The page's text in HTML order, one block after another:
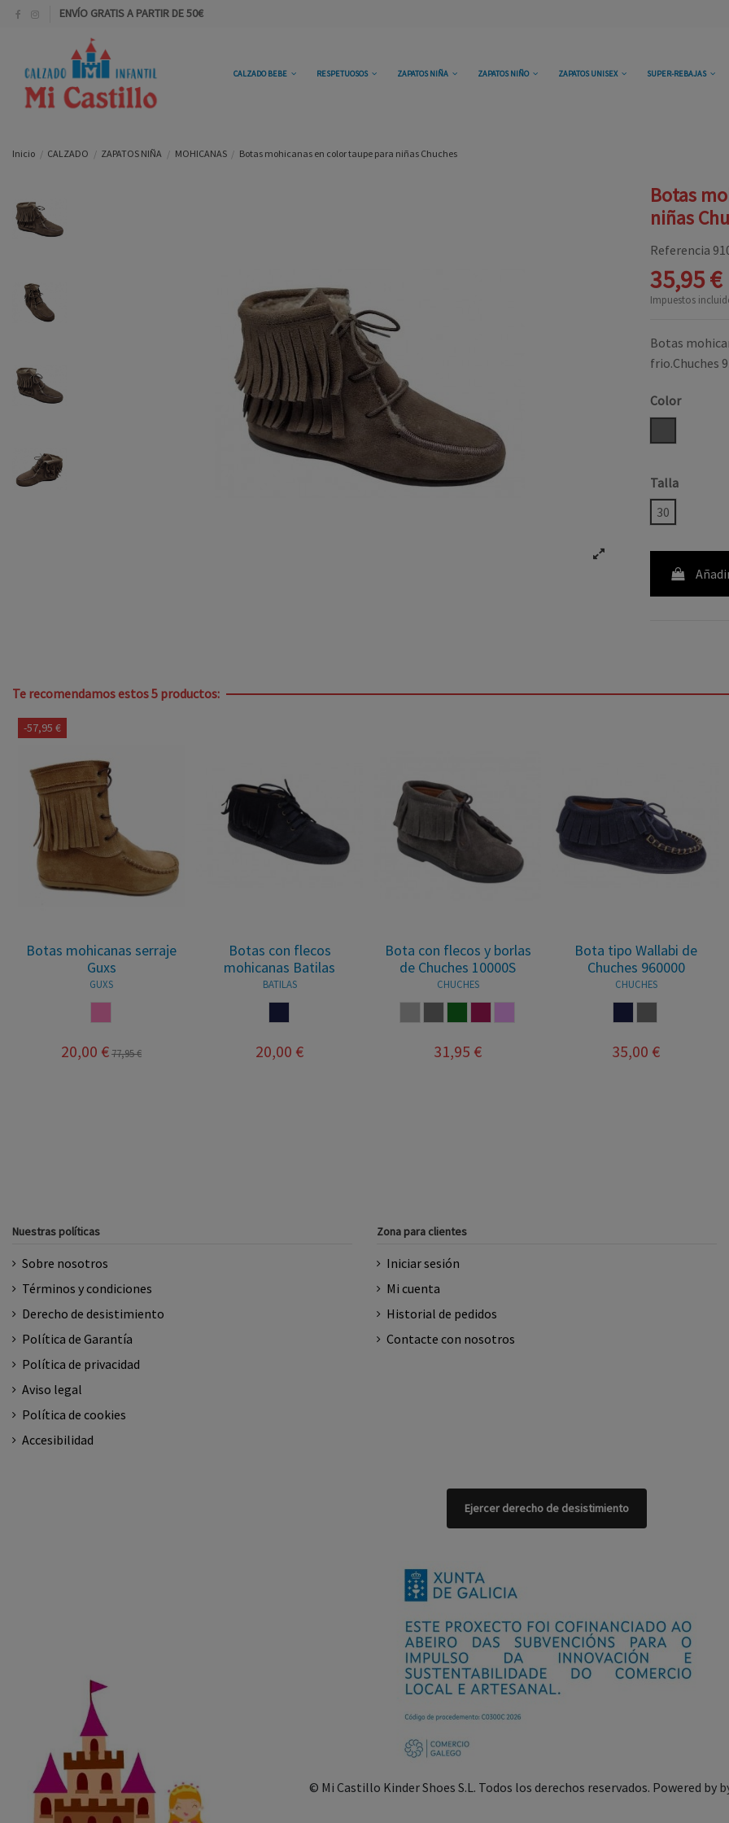
ENVÍO GRATIS A PARTIR DE 50€
CALZADO BEBE RESPETUOSOS ZAPATOS NIÑA ZAPATOS NIÑO ZAPATOS UNISEX SUPER-REBAJAS
Inicio CALZADO ZAPATOS NIÑA MOHICANAS Botas mohicanas en color taupe para niñas Chuches
Botas
niñas
Referencia
35,95 €
Impuestos
Botas
frio.Chuches
Color
Talla
30
Te recomendamos estos 5 productos:
-57,95 €
Botas mohicanas serraje
Guxs
GUXS
20,00 €77,95 €
Botas con flecos
mohicanas Batilas
BATILAS
20,00 €
Bota con flecos y borlas
de Chuches 10000S
CHUCHES
31,95 €
Bota tipo Wallabi de
Chuches 960000
CHUCHES
35,00 €
Nuestras políticas
Sobre nosotros
Términos y condiciones
Derecho de desistimiento
Política de Garantía
Política de privacidad
Aviso legal
Política de cookies
Accesibilidad
Zona para clientes
Iniciar sesión
Mi cuenta
Historial de pedidos
Contacte con nosotros
Ejercer derecho de desistimiento
© Mi Castillo Kinder Shoes S.L. Todos los derechos reservados. Powered by